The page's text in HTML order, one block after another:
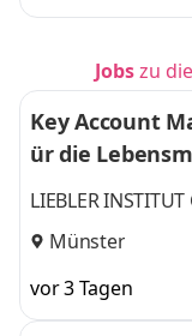
Jobszu
Key Account
ür die
LIEBLER
Münster
vor 3 Tagen